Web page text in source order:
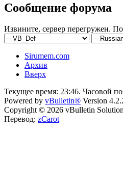
Сообщение форума
Извините, сервер перегружен.
Sirumem.com
Архив
Вверх
Текущее время: 23:46. Часовой
Powered by vBulletin® Version
Copyright © 2026 vBulletin
Перевод: zCarot